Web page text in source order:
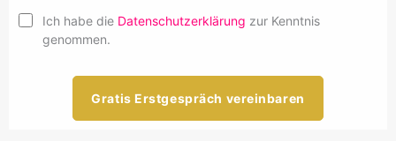
Ich habe die Datenschutzerklärung zur Kenntnis
genommen.
Gratis Erstgespräch vereinbaren